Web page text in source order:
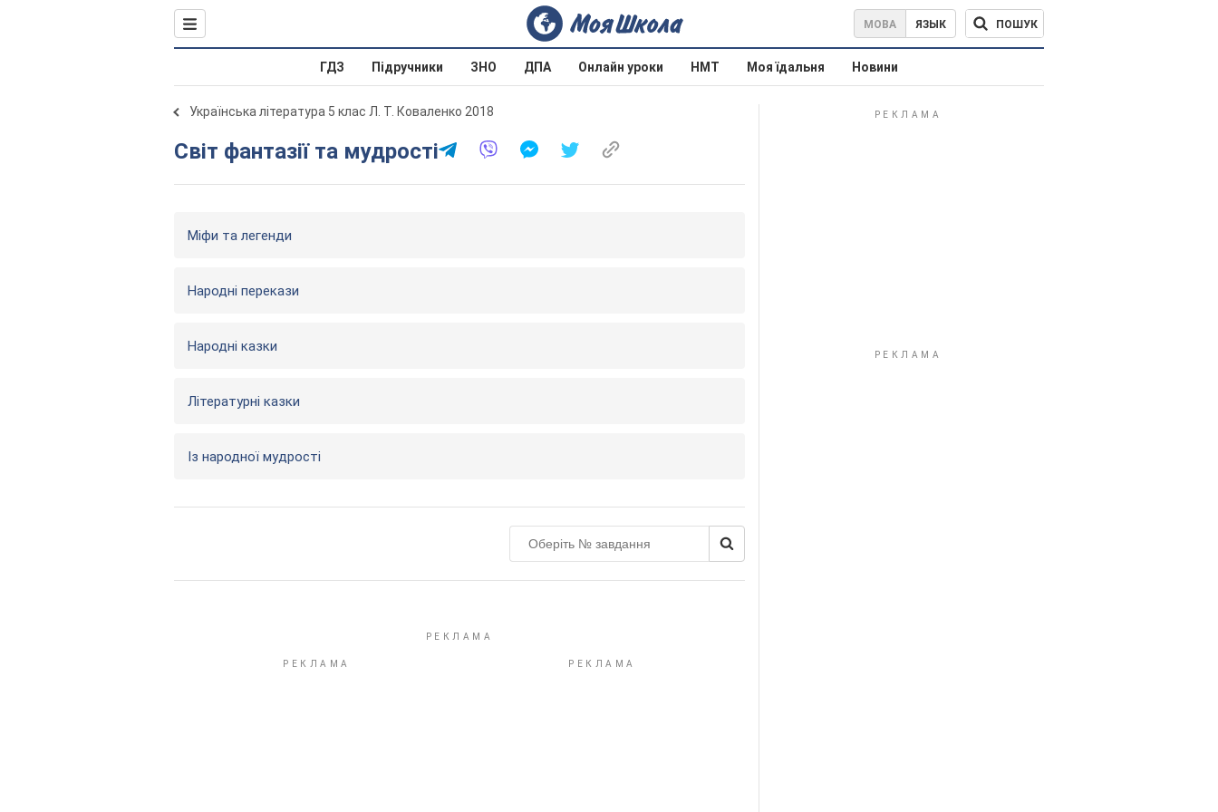
МОВА ЯЗЫК ПОШУК
ГДЗ Підручники ЗНО ДПА Онлайн уроки НМТ Моя їдальня Новини
Українська література 5 клас Л. Т. Коваленко 2018
Світ фантазії та мудрості
Міфи та легенди
Народні перекази
Народні казки
Літературні казки
Із народної мудрості